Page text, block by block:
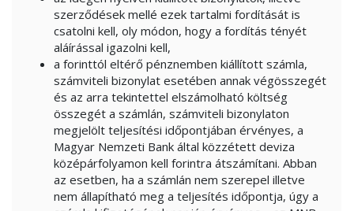
szerződések mellé ezek tartalmi fordítását is
csatolni kell, oly módon, hogy a fordítás tényét
aláírással igazolni kell,
a forinttól eltérő pénznemben kiállított számla,
számviteli bizonylat esetében annak végösszegét
és az arra tekintettel elszámolható költség
összegét a számlán, számviteli bizonylaton
megjelölt teljesítési időpontjában érvényes, a
Magyar Nemzeti Bank által közzétett deviza
középárfolyamon kell forintra átszámítani. Abban
az esetben, ha a számlán nem szerepel illetve
nem állapítható meg a teljesítés időpontja, úgy a